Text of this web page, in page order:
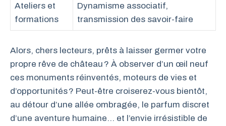
Ateliers et
formations
Dynamisme associatif,
transmission des savoir-faire
Alors, chers lecteurs, prêts à laisser germer votre
propre rêve de château ? À observer d’un œil neuf
ces monuments réinventés, moteurs de vies et
d’opportunités ? Peut-être croiserez-vous bientôt,
au détour d’une allée ombragée, le parfum discret
d’une aventure humaine… et l’envie irrésistible de